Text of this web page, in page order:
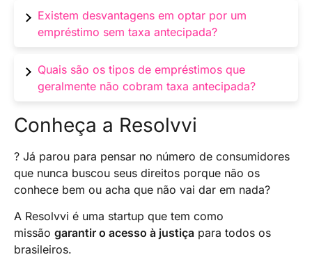
Em suma, pesquise online, compare instituições
financeiras, consulte diretamente os bancos e
verifique a reputação dos credores para
Existem desvantagens em optar por um
empréstimo sem taxa antecipada?
Sim, algumas desvantagens incluem possíveis
taxas de juros mais altas, requisitos mais
rigorosos de qualificação e menor flexibilidade
Quais são os tipos de empréstimos que
geralmente não cobram taxa antecipada?
Empréstimos pessoais, empréstimos
consignados, empréstimos com garantia e
algumas opções de peer-to-peer lending são
exemplos comuns de empréstimos que podem
ser obtidos sem taxa antecipada.
Conheça a Resolvvi
? Já parou para pensar no número de consumidores
que nunca buscou seus direitos porque não os
conhece bem ou acha que não vai dar em nada?
A Resolvvi é uma startup que tem como
missão garantir o acesso à justiça para todos os
brasileiros.